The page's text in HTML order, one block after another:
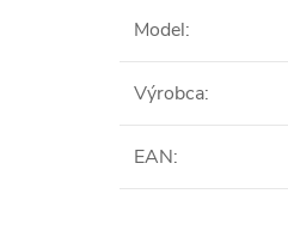
Model:
Výrobca:
EAN: